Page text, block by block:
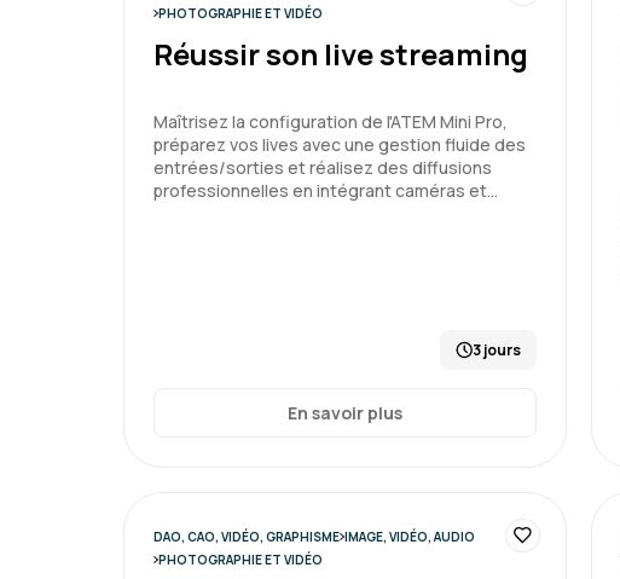
PHOTOGRAPHIE ET VIDÉO
Réussir son live streaming
Maîtrisez la configuration de l'ATEM Mini Pro,
préparez vos lives avec une gestion fluide des
entrées/sorties et réalisez des diffusions
professionnelles en intégrant caméras et…
3 jours
En savoir plus
DAO, CAO, VIDÉO, GRAPHISME IMAGE, VIDÉO, AUDIO
PHOTOGRAPHIE ET VIDÉO